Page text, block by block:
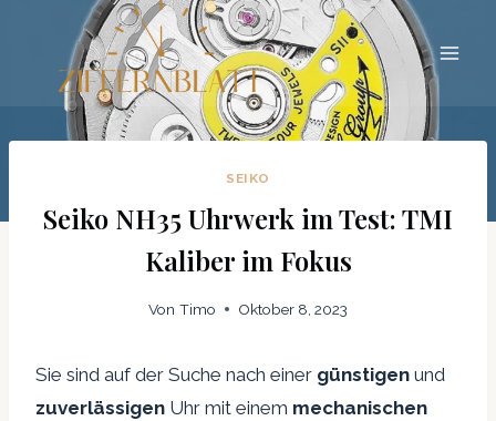
springen
SEIKO
Seiko NH35 Uhrwerk im Test: TMI
Kaliber im Fokus
Von Timo Oktober 8, 2023
Sie sind auf der Suche nach einer günstigen und
zuverlässigen Uhr mit einem mechanischen